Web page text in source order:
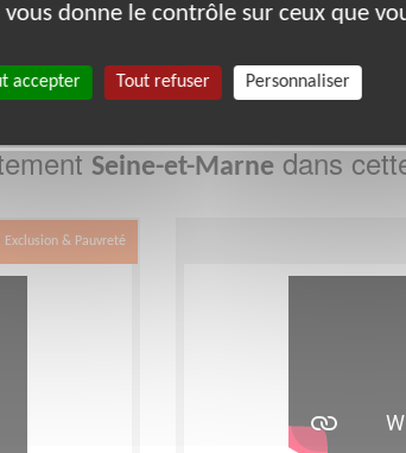
Seine-et-Marnedans
Exclusion & Pauvreté
donne le contrôle sur ceux que
accepter Tout refuser Personnaliser